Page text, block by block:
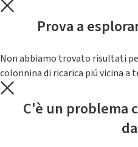
Prova a
Non abbiamo trovato risultati
colonnina di ricarica piú vicina a
C'è un problema